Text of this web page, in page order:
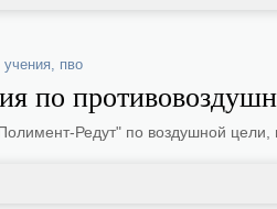
учения, пво
по
Редут" по воздушной цели,